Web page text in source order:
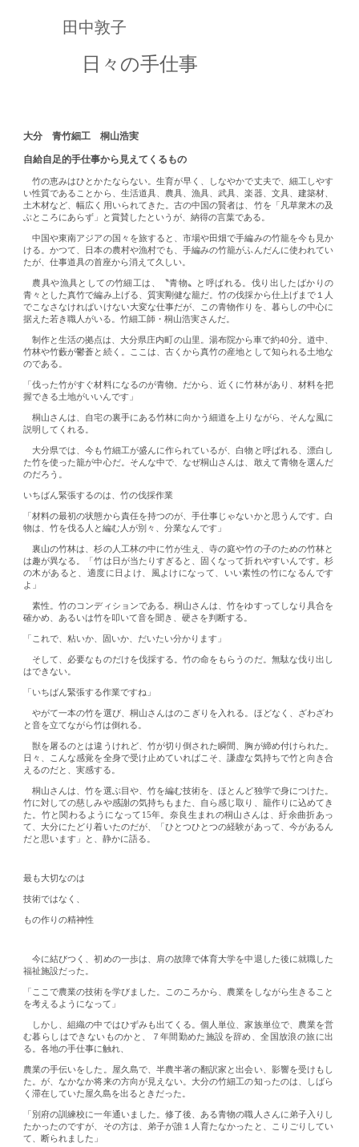
田中敦子
日々の手仕事
大分 青竹細工 桐山浩実
自給自足的手仕事から見えてくるもの
竹の恵みはひとかたならない。生育が早く、しなやかで丈夫で、細工しやす
い性質であることから、生活道具、農具、漁具、武具、楽器、文具、建築材、
土木材など、幅広く用いられてきた。古の中国の賢者は、竹を「凡草衆木の及
ぶところにあらず」と賞賛したというが、納得の言葉である。
中国や東南アジアの国々を旅すると、市場や田畑で手編みの竹籠を今も見か
ける。かつて、日本の農村や漁村でも、手編みの竹籠がふんだんに使われてい
たが、仕事道具の首座から消えて久しい。
農具や漁具としての竹細工は、〝青物〟と呼ばれる。伐り出したばかりの
青々とした真竹で編み上げる、質実剛健な籠だ。竹の伐採から仕上げまで１人
でこなさなければいけない大変な仕事だが、この青物作りを、暮らしの中心に
据えた若き職人がいる。竹細工師・桐山浩実さんだ。
制作と生活の拠点は、大分県庄内町の山里。湯布院から車で約40分。道中、
竹林や竹藪が鬱蒼と続く。ここは、古くから真竹の産地として知られる土地な
のである。
「伐った竹がすぐ材料になるのが青物。だから、近くに竹林があり、材料を把
握できる土地がいいんです」
桐山さんは、自宅の裏手にある竹林に向かう細道を上りながら、そんな風に
説明してくれる。
大分県では、今も竹細工が盛んに作られているが、白物と呼ばれる、漂白し
た竹を使った籠が中心だ。そんな中で、なぜ桐山さんは、敢えて青物を選んだ
のだろう。
いちばん緊張するのは、竹の伐採作業
「材料の最初の状態から責任を持つのが、手仕事じゃないかと思うんです。白
物は、竹を伐る人と編む人が別々、分業なんです」
裏山の竹林は、杉の人工林の中に竹が生え、寺の庭や竹の子のための竹林と
は趣が異なる。「竹は日が当たりすぎると、固くなって折れやすいんです。杉
の木があると、適度に日よけ、風よけになって、いい素性の竹になるんです
よ」
素性。竹のコンディションである。桐山さんは、竹をゆすってしなり具合を
確かめ、あるいは竹を叩いて音を聞き、硬さを判断する。
「これで、粘いか、固いか、だいたい分かります」
そして、必要なものだけを伐採する。竹の命をもらうのだ。無駄な伐り出し
はできない。
「いちばん緊張する作業ですね」
やがて一本の竹を選び、桐山さんはのこぎりを入れる。ほどなく、ざわざわ
と音を立てながら竹は倒れる。
獣を屠るのとは違うけれど、竹が切り倒された瞬間、胸が締め付けられた。
日々、こんな感覚を全身で受け止めていればこそ、謙虚な気持ちで竹と向き合
えるのだと、実感する。
桐山さんは、竹を選ぶ目や、竹を編む技術を、ほとんど独学で身につけた。
竹に対しての慈しみや感謝の気持ちもまた、自ら感じ取り、籠作りに込めてき
た。竹と関わるようになって15年。奈良生まれの桐山さんは、紆余曲折あっ
て、大分にたどり着いたのだが、「ひとつひとつの経験があって、今があるん
だと思います」と、静かに語る。
最も大切なのは
技術ではなく、
もの作りの精神性
今に結びつく、初めの一歩は、肩の故障で体育大学を中退した後に就職した
福祉施設だった。
「ここで農業の技術を学びました。このころから、農業をしながら生きること
を考えるようになって」
しかし、組織の中ではひずみも出てくる。個人単位、家族単位で、農業を営
む暮らしはできないものかと、７年間勤めた施設を辞め、全国放浪の旅に出
る。各地の手仕事に触れ、
農業の手伝いをした。屋久島で、半農半著の翻訳家と出会い、影響を受けもし
た。が、なかなか将来の方向が見えない。大分の竹細工の知ったのは、しばら
く滞在していた屋久島を出るときだった。
「別府の訓練校に一年通いました。修了後、ある青物の職人さんに弟子入りし
たかったのですが、その方は、弟子が誰１人育たなかったと、こりごりしてい
て、断られました」